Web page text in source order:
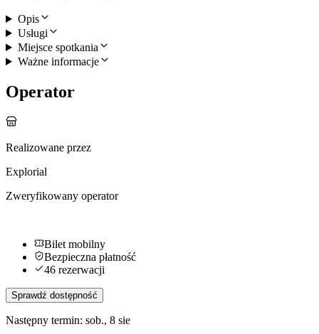
Opis
Usługi
Miejsce spotkania
Ważne informacje
Operator
Realizowane przez
Explorial
Zweryfikowany operator
Bilet mobilny
Bezpieczna płatność
46 rezerwacji
Sprawdź dostępność
Następny termin: sob., 8 sie